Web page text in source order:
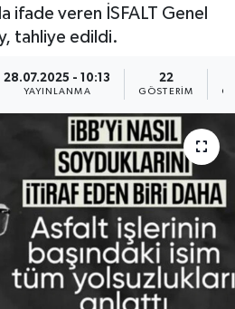
ifade veren İSFALT Genel
tahliye edildi.
28.07.2025 - 10:13
YAYINLANMA
22
GÖSTERIM